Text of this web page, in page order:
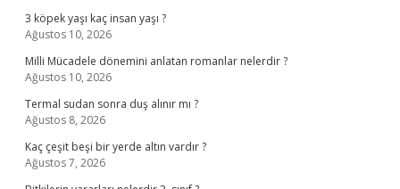
3 köpek yaşı kaç insan yaşı ?
Ağustos 10, 2026
Milli Mücadele dönemini anlatan romanlar nelerdir ?
Ağustos 10, 2026
Termal sudan sonra duş alınır mı ?
Ağustos 8, 2026
Kaç çeşit beşi bir yerde altın vardır ?
Ağustos 7, 2026